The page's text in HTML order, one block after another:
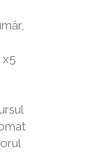
x5